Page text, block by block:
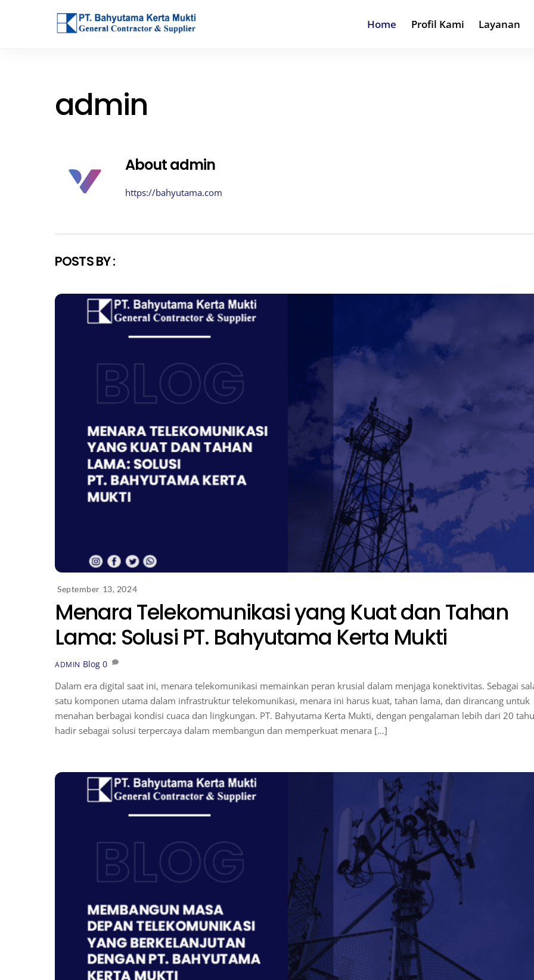
Home Profil Kami Layanan
admin
Aboutadmin
https://bahyutama.com
POSTS BY :
September 13, 2024
Menara Telekomunikasi yang Kuat dan Tahan
Lama: Solusi PT. Bahyutama Kerta Mukti
ADMIN Blog 0
Dalam era digital saat ini, menara telekomunikasi memainkan peran krusial dalam menjaga konektivitas. Sebagai
satu komponen utama dalam infrastruktur telekomunikasi, menara ini harus kuat, tahan lama, dan dirancang untuk
menahan berbagai kondisi cuaca dan lingkungan. PT. Bahyutama Kerta Mukti, dengan pengalaman lebih dari 20
hadir sebagai solusi terpercaya dalam membangun dan memperkuat menara […]